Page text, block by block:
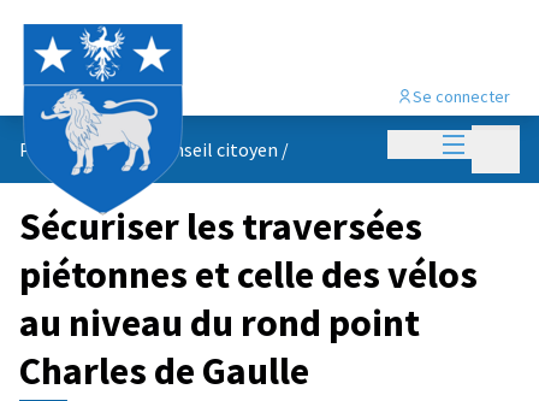
Menu
Se connecter
Propositions du conseil citoyen /
Sécuriser les traversées
piétonnes et celle des vélos
au niveau du rond point
Charles de Gaulle